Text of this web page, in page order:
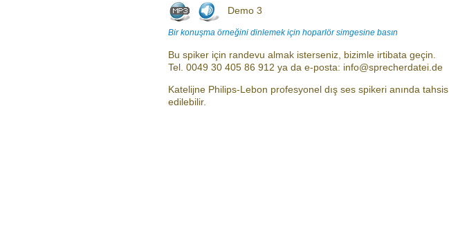
Demo 3
Bir konuşma örneğini dinlemek için hoparlör simgesine basın
Bu spiker için randevu almak isterseniz, bizimle irtibata geçin.
Tel. 0049 30 405 86 912 ya da e-posta: info@sprecherdatei.de
Katelijne Philips-Lebon profesyonel dış ses spikeri anında tahsis
edilebilir.